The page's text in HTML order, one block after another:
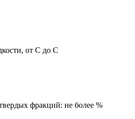
от С до С
фракций: не более %